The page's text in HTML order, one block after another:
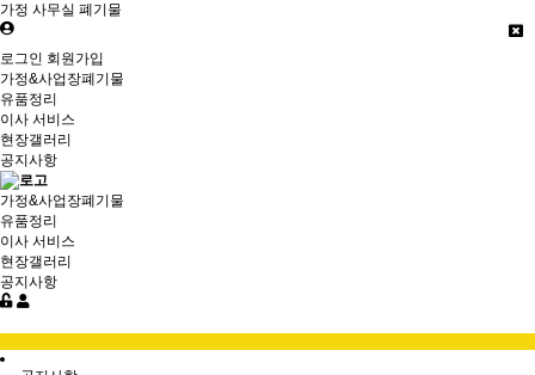
가정 사무실 폐기물
로그인 회원가입
가정&사업장폐기물
유품정리
이사 서비스
현장갤러리
공지사항
가정&사업장폐기물
유품정리
이사 서비스
현장갤러리
공지사항